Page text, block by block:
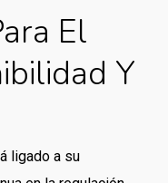
El
Y
ligado a su